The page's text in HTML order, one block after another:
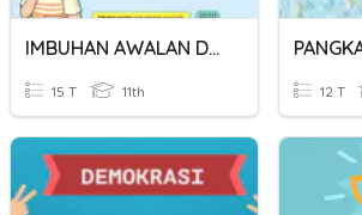
IMBUHAN AWALAN DAN AKHIRAN
15 T 11th 12 T